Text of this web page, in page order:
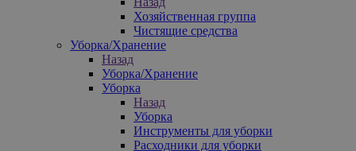
Хозяйственная группа
Чистящие средства
Уборка/Хранение
Назад
Уборка/Хранение
Уборка
Назад
Уборка
Инструменты для уборки
Расходники для уборки